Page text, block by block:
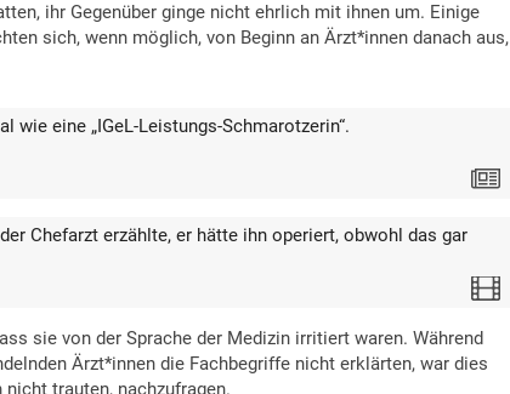
ihr Gegenüber ginge nicht ehrlich mit ihnen um. Einige
sich, wenn möglich, von Beginn an Ärzt*innen danach aus,
wie eine „IGeL-Leistungs-Schmarotzerin“.
Chefarzt erzählte, er hätte ihn operiert, obwohl das gar
sie von der Sprache der Medizin irritiert waren. Während
Ärzt*innen die Fachbegriffe nicht erklärten, war dies
trauten, nachzufragen.